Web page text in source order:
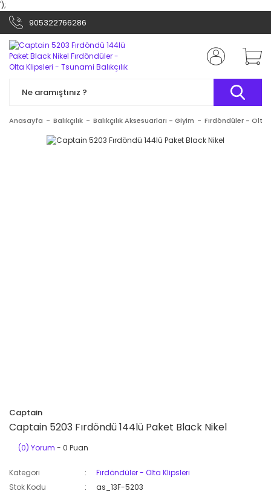
');
905322766286
Anasayfa Balıkçılık Balıkçılık Aksesuarları - Giyim Fırdöndüler - Olta
Captain
Captain 5203 Fırdöndü 144lü Paket Black Nikel
(0) Yorum - 0 Puan
Kategori
Fırdöndüler - Olta Klipsleri
Stok Kodu
as_13F-5203